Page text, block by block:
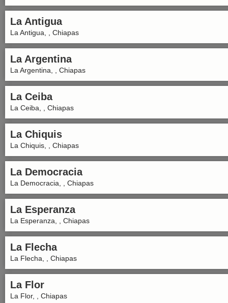
La Antigua
La Antigua, , Chiapas
La Argentina
La Argentina, , Chiapas
La Ceiba
La Ceiba, , Chiapas
La Chiquis
La Chiquis, , Chiapas
La Democracia
La Democracia, , Chiapas
La Esperanza
La Esperanza, , Chiapas
La Flecha
La Flecha, , Chiapas
La Flor
La Flor, , Chiapas